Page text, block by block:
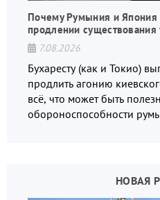
Почему Румыния и Япония
продлении существования
7.08.2026
Бухаресту (как и Токио)
продлить агонию
всё, что может быть
обороноспособности
НОВАЯ